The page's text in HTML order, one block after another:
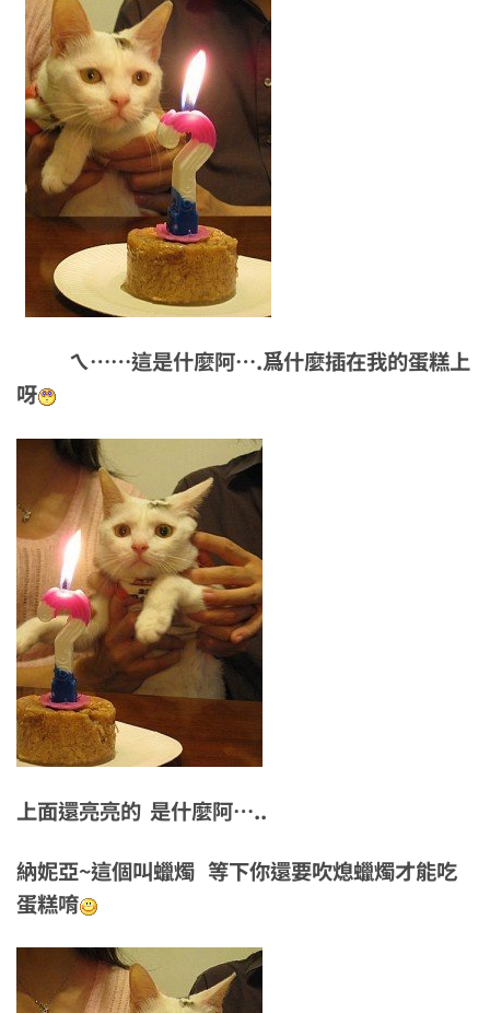
ㄟ……這是什麼阿….爲什麼插在我的蛋糕上
呀
上面還亮亮的 是什麼阿…..
納妮亞~這個叫蠟燭 等下你還要吹熄蠟燭才能吃
蛋糕唷